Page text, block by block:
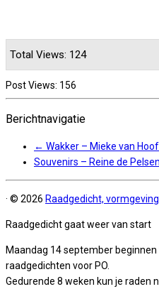
Total Views: 124
Post Views: 156
Berichtnavigatie
← Wakker – Mieke van
Souvenirs – Reine de
· © 2026 Raadgedicht,
Raadgedicht gaat weer van start
Maandag 14 september
raadgedichten voor PO.
Gedurende 8 weken kun je raden